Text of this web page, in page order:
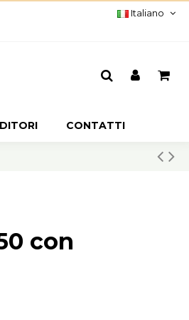
Italiano
CONTATTI
con